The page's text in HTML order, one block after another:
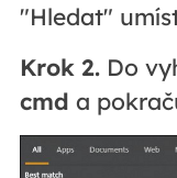
"Hledat"
Krok 2.Do
cmd a